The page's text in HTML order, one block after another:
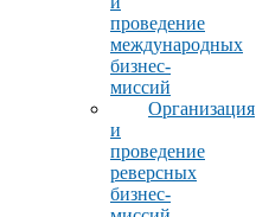
проведение
международных
бизнес-
миссий
Организация
и
проведение
реверсных
бизнес-